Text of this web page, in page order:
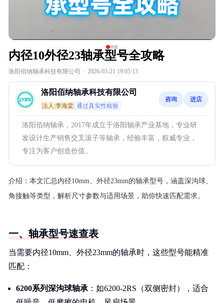
内径10外径23轴承型号全攻略
洛阳佰纳轴承科技有限公司 · 2026-03-21 19:05:13
洛阳佰纳轴承科技有限公司
法人:李海棠 通过真实性核验
咨询 进店
洛阳佰纳轴承，2017年成立于洛阳轴承产业基地，专业研
发设计生产销售交叉滚子等轴承，经验丰富，权威专业，
专注为客户创造价值。
介绍： 本文汇总内径10mm、外径23mm的轴承型号，涵盖深沟球、
角接触等类型，解析尺寸参数与适用场景，助你快速匹配需求。
一、轴承型号速查表
当需要内径10mm、外径23mm的轴承时，这些型号能精准
匹配：
6200系列深沟球轴承 ：如6200-2RS（双侧密封），适合